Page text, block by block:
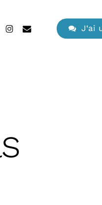
J‘ai
instagram
email